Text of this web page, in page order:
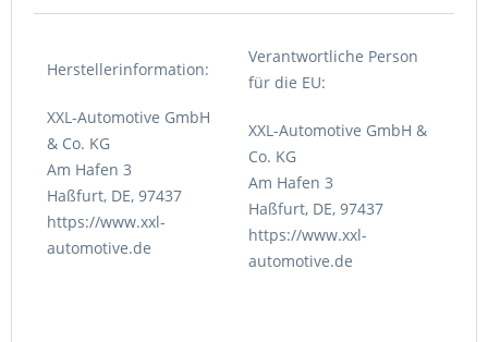
Herstellerinformation:
XXL-Automotive GmbH
& Co. KG
Am Hafen 3
Haßfurt, DE, 97437
https://www.xxl-
automotive.de
Verantwortliche Person
für die EU:
XXL-Automotive GmbH &
Co. KG
Am Hafen 3
Haßfurt, DE, 97437
https://www.xxl-
automotive.de